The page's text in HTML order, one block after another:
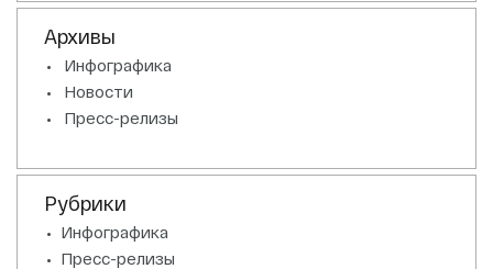
Архивы
Инфографика
Новости
Пресс-релизы
Рубрики
Инфографика
Пресс-релизы